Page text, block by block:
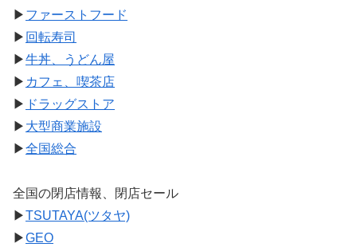
▶ ファーストフード
▶ 回転寿司
▶牛丼、うどん屋
▶ カフェ、喫茶店
▶ ドラッグストア
▶ 大型商業施設
▶全国総合
全国の閉店情報、閉店セール
▶TSUTAYA(ツタヤ)
▶GEO